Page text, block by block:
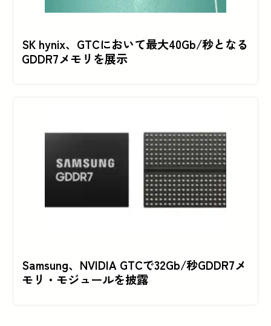
SK hynix、GTCにおいて最大40Gb/秒となる
GDDR7メモリを展示
Samsung、NVIDIA GTCで32Gb/秒GDDR7メ
モリ・モジュールを披露